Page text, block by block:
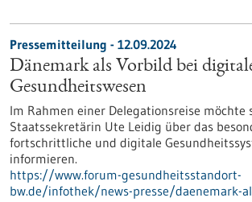
Pressemitteilung - 12.09.2024
Dänemark als Vorbild bei
Gesundheitswesen
Im Rahmen einer Delegationsreise möchte
Staatssekretärin Ute Leidig über das
fortschrittliche und digitale
informieren.
https://www.forum-gesundheitsstandort-
bw.de/infothek/news-presse/daenemark-